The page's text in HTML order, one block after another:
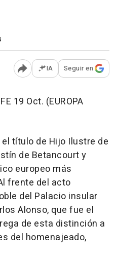
Abrir opciones para
IA Seguir en
19 Oct. (EUROPA
título de Hijo Ilustre de
de Betancourt y
europeo más
frente del acto
del Palacio insular
Alonso, que fue el
de esta distinción a
del homenajeado,